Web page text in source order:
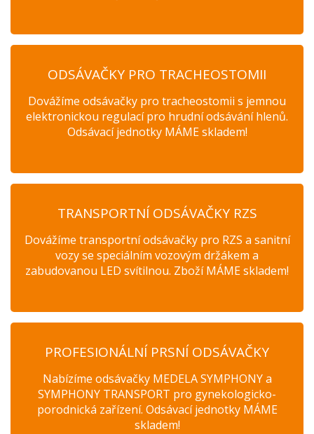
ODSÁVAČKY PRO TRACHEOSTOMII
Dovážíme odsávačky pro tracheostomii s jemnou
elektronickou regulací pro hrudní odsávání hlenů.
Odsávací jednotky MÁME skladem!
TRANSPORTNÍ ODSÁVAČKY RZS
Dovážíme transportní odsávačky pro RZS a sanitní
vozy se speciálním vozovým držákem a
zabudovanou LED svítilnou. Zboží MÁME skladem!
PROFESIONÁLNÍ PRSNÍ ODSÁVAČKY
Nabízíme odsávačky MEDELA SYMPHONY a
SYMPHONY TRANSPORT pro gynekologicko-
porodnická zařízení. Odsávací jednotky MÁME
skladem!